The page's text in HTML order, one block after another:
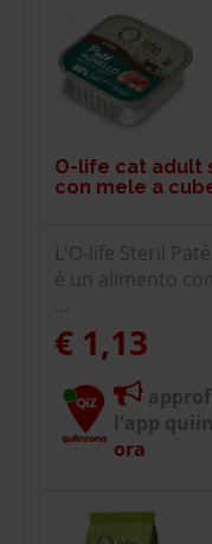
O-life cat adult
con mele a
L'O-life Steril
è un alimento
...
€ 1,13
l'app
ora